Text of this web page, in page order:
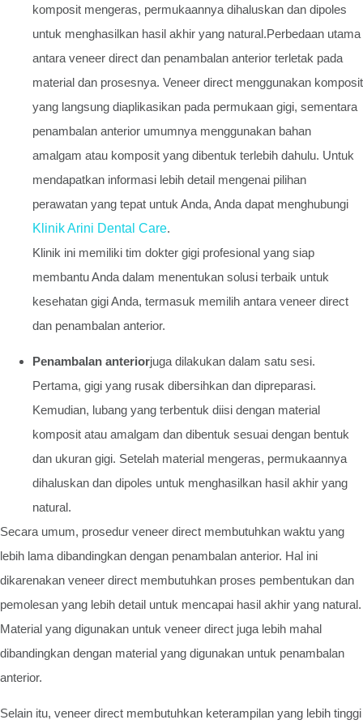
komposit mengeras, permukaannya dihaluskan dan dipoles
untuk menghasilkan hasil akhir yang natural.Perbedaan utama
antara veneer direct dan penambalan anterior terletak pada
material dan prosesnya. Veneer direct menggunakan komposit
yang langsung diaplikasikan pada permukaan gigi, sementara
penambalan anterior umumnya menggunakan bahan
amalgam atau komposit yang dibentuk terlebih dahulu. Untuk
mendapatkan informasi lebih detail mengenai pilihan
perawatan yang tepat untuk Anda, Anda dapat menghubungi
Klinik Arini Dental Care.
Klinik ini memiliki tim dokter gigi profesional yang siap
membantu Anda dalam menentukan solusi terbaik untuk
kesehatan gigi Anda, termasuk memilih antara veneer direct
dan penambalan anterior.
Penambalan anteriorjuga dilakukan dalam satu sesi.
Pertama, gigi yang rusak dibersihkan dan dipreparasi.
Kemudian, lubang yang terbentuk diisi dengan material
komposit atau amalgam dan dibentuk sesuai dengan bentuk
dan ukuran gigi. Setelah material mengeras, permukaannya
dihaluskan dan dipoles untuk menghasilkan hasil akhir yang
natural.
Secara umum, prosedur veneer direct membutuhkan waktu yang
lebih lama dibandingkan dengan penambalan anterior. Hal ini
dikarenakan veneer direct membutuhkan proses pembentukan dan
pemolesan yang lebih detail untuk mencapai hasil akhir yang natural.
Material yang digunakan untuk veneer direct juga lebih mahal
dibandingkan dengan material yang digunakan untuk penambalan
anterior.
Selain itu, veneer direct membutuhkan keterampilan yang lebih tinggi